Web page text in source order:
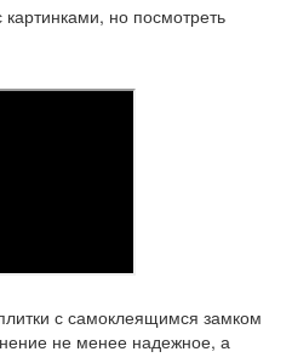
но посмотреть
с самоклеящимся замком
не менее надежное, а